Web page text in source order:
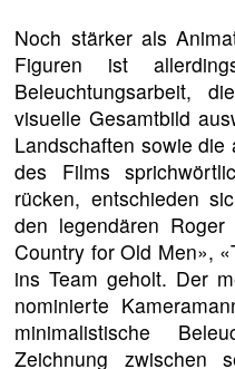
Noch stärker als
Figuren ist
Beleuchtungsarbeit,
visuelle Gesamtbild
Landschaften sowie
des Films
rücken, entschieden
den legendären
Country for Old Men»,
ins Team geholt. Der
nominierte
minimalistische
Zeichnung zwischen